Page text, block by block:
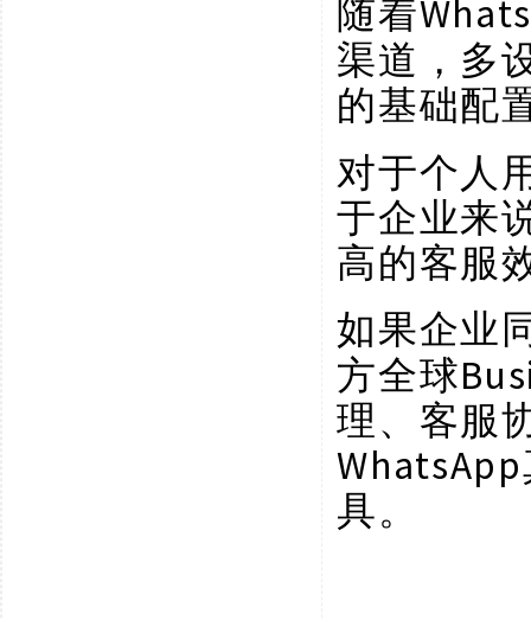
随着
渠道，多
的基础配
对于个人
于企业来
高的客服
如果企业
方全球
理、客服
具。